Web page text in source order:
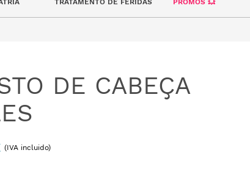
TRATAMENTO DE FERIDAS PROMOS 💥
DE CABEÇA
(IVA incluido)